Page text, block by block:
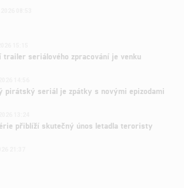
seriálového zpracování je venku
pirátský seriál je zpátky s novými epizodami
přiblíží skutečný únos letadla teroristy